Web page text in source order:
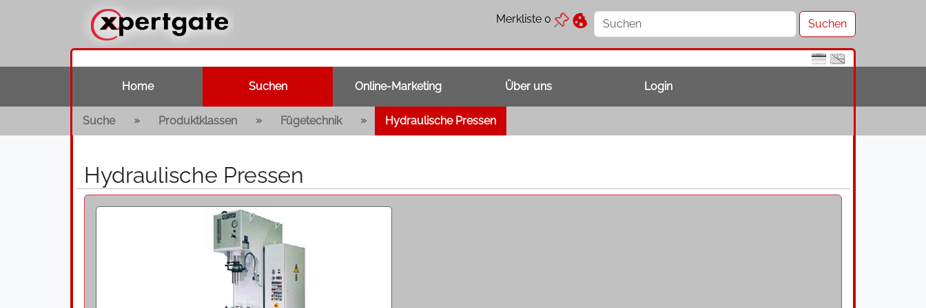
Merkliste 0
Home Suchen Online-Marketing Über uns Login
Suche » Produktklassen » Fügetechnik » Hydraulische Pressen
Hydraulische Pressen